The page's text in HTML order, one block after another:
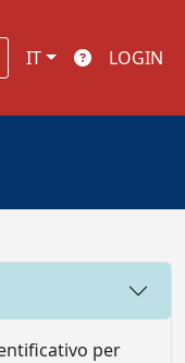
IT LOGIN
per